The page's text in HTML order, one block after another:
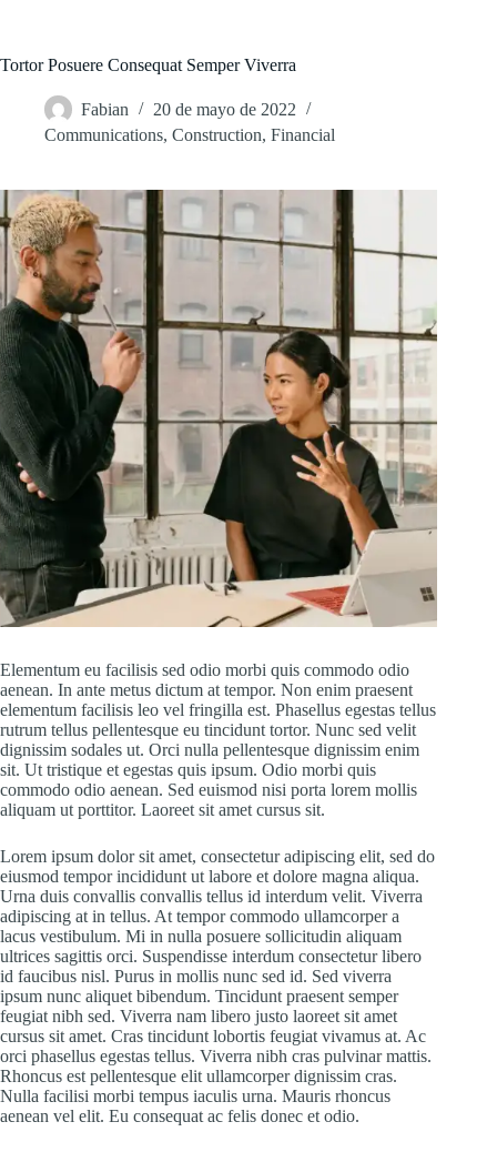
Tortor Posuere Consequat Semper Viverra
Fabian
20 de mayo de 2022
Communications, Construction, Financial
Elementum eu facilisis sed odio morbi quis commodo odio
aenean. In ante metus dictum at tempor. Non enim praesent
elementum facilisis leo vel fringilla est. Phasellus egestas tellus
rutrum tellus pellentesque eu tincidunt tortor. Nunc sed velit
dignissim sodales ut. Orci nulla pellentesque dignissim enim
sit. Ut tristique et egestas quis ipsum. Odio morbi quis
commodo odio aenean. Sed euismod nisi porta lorem mollis
aliquam ut porttitor. Laoreet sit amet cursus sit.
Lorem ipsum dolor sit amet, consectetur adipiscing elit, sed do
eiusmod tempor incididunt ut labore et dolore magna aliqua.
Urna duis convallis convallis tellus id interdum velit. Viverra
adipiscing at in tellus. At tempor commodo ullamcorper a
lacus vestibulum. Mi in nulla posuere sollicitudin aliquam
ultrices sagittis orci. Suspendisse interdum consectetur libero
id faucibus nisl. Purus in mollis nunc sed id. Sed viverra
ipsum nunc aliquet bibendum. Tincidunt praesent semper
feugiat nibh sed. Viverra nam libero justo laoreet sit amet
cursus sit amet. Cras tincidunt lobortis feugiat vivamus at. Ac
orci phasellus egestas tellus. Viverra nibh cras pulvinar mattis.
Rhoncus est pellentesque elit ullamcorper dignissim cras.
Nulla facilisi morbi tempus iaculis urna. Mauris rhoncus
aenean vel elit. Eu consequat ac felis donec et odio.